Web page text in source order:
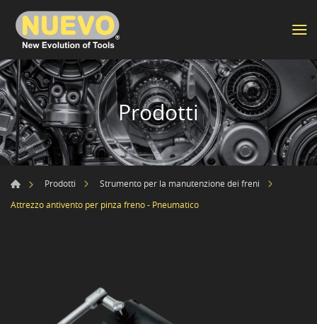
Prodotti
Prodotti
Strumento per la manutenzione dei freni
Attrezzo antivento per pinza freno - Pneumatico